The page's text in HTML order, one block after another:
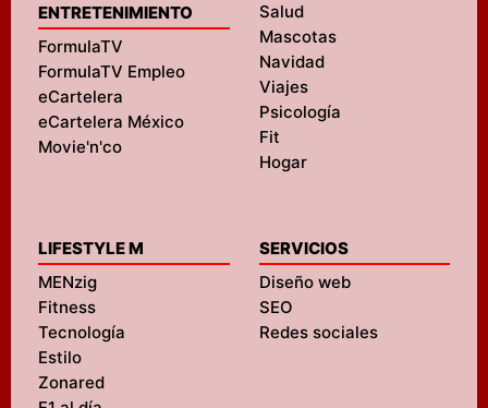
ENTRETENIMIENTO
FormulaTV
FormulaTV Empleo
eCartelera
eCartelera México
Movie'n'co
Salud
Mascotas
Navidad
Viajes
Psicología
Fit
Hogar
LIFESTYLE M
MENzig
Fitness
Tecnología
Estilo
Zonared
SERVICIOS
Diseño web
SEO
Redes sociales